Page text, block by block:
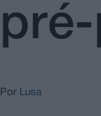
Por Lusa